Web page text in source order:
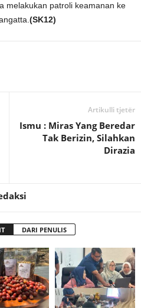
melakukan patroli keamanan ke
(SK12)
Artikulli tjetër
Ismu : Miras Yang Beredar
Tak Berizin, Silahkan
Dirazia
DARI PENULIS